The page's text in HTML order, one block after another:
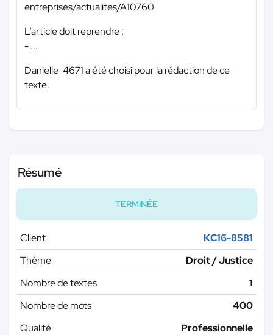
entreprises/actualites/A10760
L’article doit reprendre :
- ...
Danielle-4671 a été choisi pour la rédaction de ce
texte.
Résumé
TERMINÉE
Client
KC16-8581
Thème
Droit / Justice
Nombre de textes
1
Nombre de mots
400
Qualité
Professionnelle